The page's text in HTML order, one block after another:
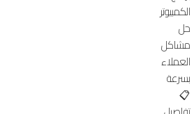
الكمبيوتر
حل
مشاكل
العملاء
بسرعة
📋